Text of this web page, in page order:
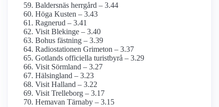
Baldersnäs herrgård – 3.44
Höga Kusten – 3.43
Ragnerud – 3.41
Visit Blekinge – 3.40
Bohus fästning – 3.39
Radiostationen Grimeton – 3.37
Gotlands officiella turistbyrå – 3.29
Visit Sörmland – 3.27
Hälsingland – 3.23
Visit Halland – 3.22
Visit Trelleborg – 3.17
Hemavan Tärnaby – 3.15